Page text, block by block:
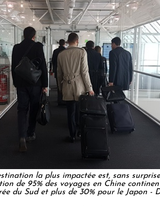
la plus impactée est, sans
de 95% des voyages en Chine
du Sud et plus de 30% pour le Japon -